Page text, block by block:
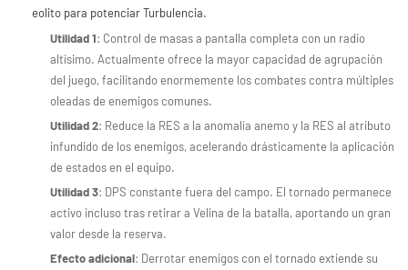
eolito para potenciar Turbulencia.
Utilidad 1: Control de masas a pantalla completa con un radio
altísimo. Actualmente ofrece la mayor capacidad de agrupación
del juego, facilitando enormemente los combates contra múltiples
oleadas de enemigos comunes.
Utilidad 2: Reduce la RES a la anomalía anemo y la RES al atributo
infundido de los enemigos, acelerando drásticamente la aplicación
de estados en el equipo.
Utilidad 3: DPS constante fuera del campo. El tornado permanece
activo incluso tras retirar a Velina de la batalla, aportando un gran
valor desde la reserva.
Efecto adicional: Derrotar enemigos con el tornado extiende su